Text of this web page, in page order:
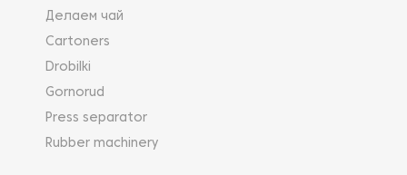
Делаем чай
Cartoners
Drobilki
Gornorud
Press separator
Rubber machinery